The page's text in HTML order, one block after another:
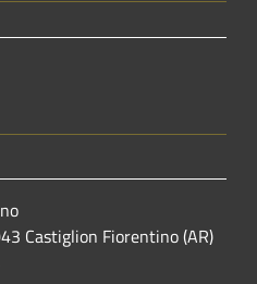
Castiglion Fiorentino (AR)